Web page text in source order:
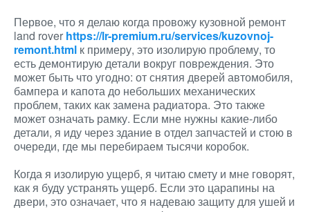
Первое, что я делаю когда провожу кузовной ремонт
land rover https://lr-premium.ru/services/kuzovnoj-
remont.html к примеру, это изолирую проблему, то
есть демонтирую детали вокруг повреждения. Это
может быть что угодно: от снятия дверей автомобиля,
бампера и капота до небольших механических
проблем, таких как замена радиатора. Это также
может означать рамку. Если мне нужны какие-либо
детали, я иду через здание в отдел запчастей и стою в
очереди, где мы перебираем тысячи коробок.
Когда я изолирую ущерб, я читаю смету и мне говорят,
как я буду устранять ущерб. Если это царапины на
двери, это означает, что я надеваю защиту для ушей и